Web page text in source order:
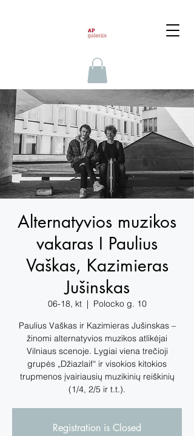
Alternatyvios muzikos
vakaras I Paulius
Vaškas, Kazimieras
Jušinskas
06-18, kt
  |
Polocko g. 10
Paulius Vaškas ir Kazimieras Jušinskas –
žinomi alternatyvios muzikos atlikėjai
Vilniaus scenoje. Lygiai viena trečioji
grupės „Džiazlaif“ ir visokios kitokios
trupmenos įvairiausių muzikinių reiškinių
(1/4, 2/5 ir t.t.).
Registration is Closed